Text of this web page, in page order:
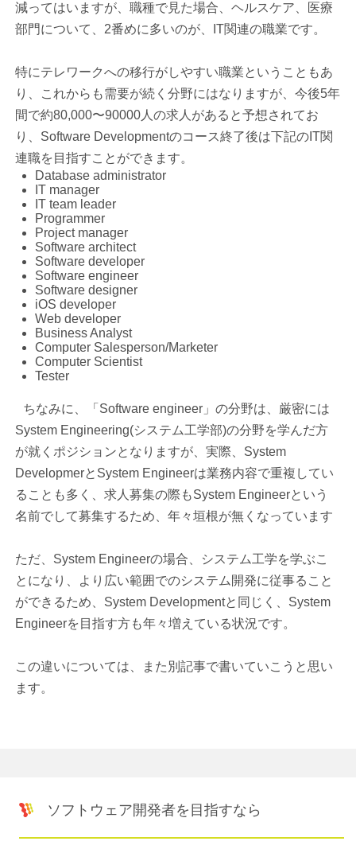
減ってはいますが、職種で見た場合、ヘルスケア、医療
部門について、2番めに多いのが、IT関連の職業です。
特にテレワークへの移行がしやすい職業ということもあ
り、これからも需要が続く分野にはなりますが、今後5年
間で約80,000〜90000人の求人があると予想されてお
り、Software Developmentのコース終了後は下記のIT関
連職を目指すことができます。
Database administrator
IT manager
IT team leader
Programmer
Project manager
Software architect
Software developer
Software engineer
Software designer
iOS developer
Web developer
Business Analyst
Computer Salesperson/Marketer
Computer Scientist
Tester
ちなみに、「Software engineer」の分野は、厳密には
System Engineering(システム工学部)の分野を学んだ方
が就くポジションとなりますが、実際、System
DevelopmerとSystem Engineerは業務内容で重複してい
ることも多く、求人募集の際もSystem Engineerという
名前でして募集するため、年々垣根が無くなっています
ただ、System Engineerの場合、システム工学を学ぶこ
とになり、より広い範囲でのシステム開発に従事ること
ができるため、System Developmentと同じく、System
Engineerを目指す方も年々増えている状況です。
この違いについては、また別記事で書いていこうと思い
ます。
ソフトウェア開発者を目指すなら